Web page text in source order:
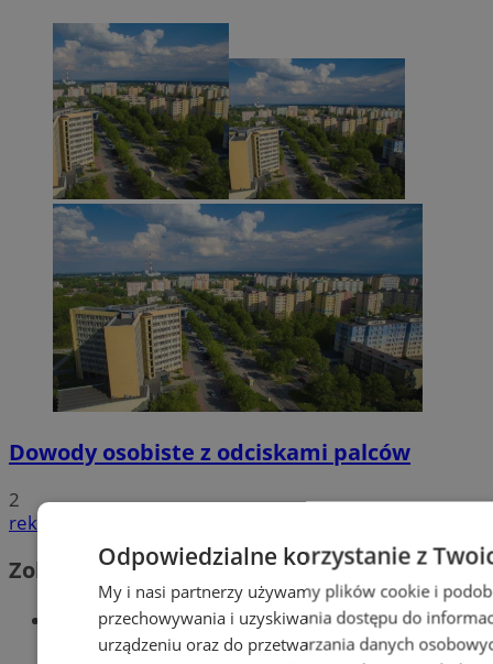
Dowody osobiste z odciskami palców
2
reklama
Zobacz również
Wiadomości kryminalne w Tychach
Odpowiedzialne korzystanie z
My i nasi partnerzy używamy plików cookie i
przechowywania i uzyskiwania dostępu do
urządzeniu oraz do przetwarzania danych